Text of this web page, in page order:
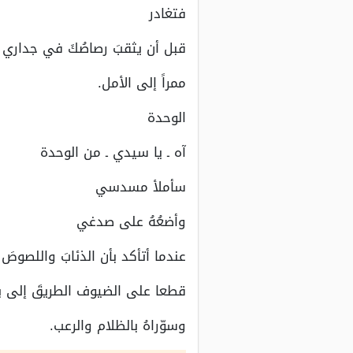
فتغادر
قبل أن يثقبَ رصاصُكَ في جداري
ممراً إلى الأمل.
الوحدة
آه ـ يا سيدي ـ من الوحدة
سأملأ مسدسي
وأضعُهُ على صدغي
عندما أتأكد بأن الذئابَ واللصوصَ
قطعا على الضيوف الطريقَ إلى
وسوّراهُ بالظلام والرعب.